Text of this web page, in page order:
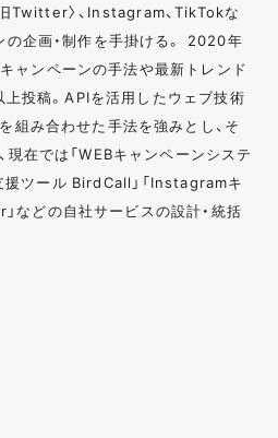
Twitter〉、Instagram、TikTokな
の企画・制作を手掛ける。 2020年
ャンペーンの手法や最新トレンド
投稿。APIを活用したウェブ技術
組み合わせた手法を強みとし、そ
在では「WEBキャンペーンシステ
援ツール BirdCall」「Instagramキ
などの自社サービスの設計・統括